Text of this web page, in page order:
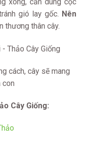
gió lay gốc. Nên
thương thân cây.
cách, cây sẽ mang
con
Cây Giống: